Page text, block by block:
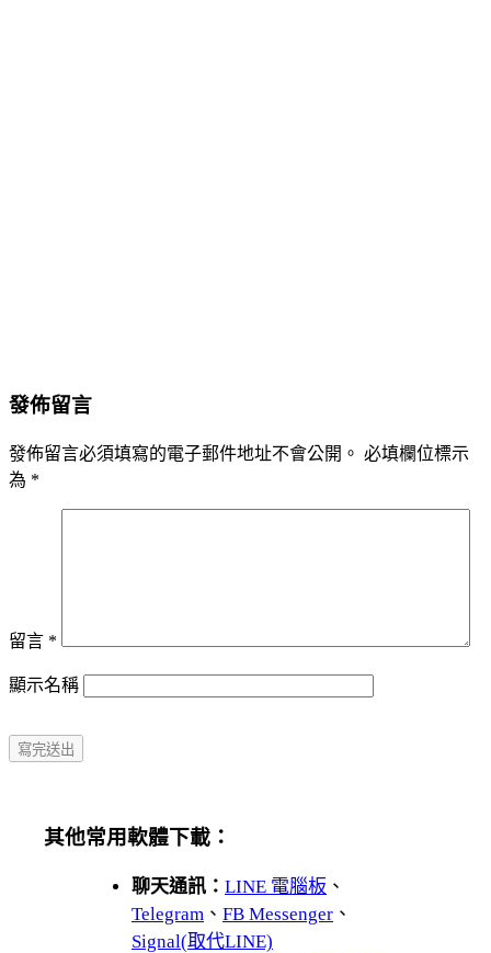
發佈留言
發佈留言必須填寫的電子郵件地址不會公開。 必填欄位標示
為 *
留言 *
顯示名稱
其他常用軟體下載：
聊天通訊： LINE 電腦板 、
Telegram 、 FB Messenger 、
Signal(取代LINE)